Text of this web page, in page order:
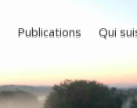
Publications Qui